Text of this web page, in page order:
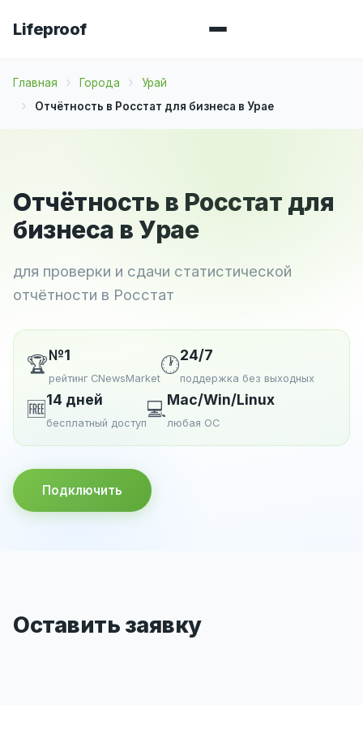
Lifeproof
Главная Города
Урай
Отчётность в Росстат для бизнеса в Урае
Отчётность в Росстат для
бизнеса в Урае
для проверки и сдачи статистической
отчётности в Росстат
🏆№1
рейтинг CNewsMarket
🕐24/7
поддержка без выходных
🆓14 дней
бесплатный доступ
💻Mac/Win/Linux
любая ОС
Подключить
Оставить заявку